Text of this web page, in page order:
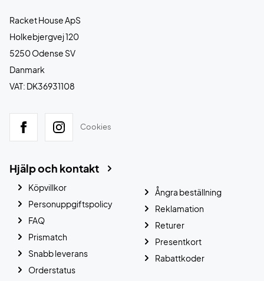
Racket House ApS
Holkebjergvej 120
5250 Odense SV
Danmark
VAT: DK36931108
Cookies
Hjälp och kontakt
Köpvillkor
Personuppgiftspolicy
FAQ
Prismatch
Snabb leverans
Orderstatus
Ångra beställning
Reklamation
Returer
Presentkort
Rabattkoder